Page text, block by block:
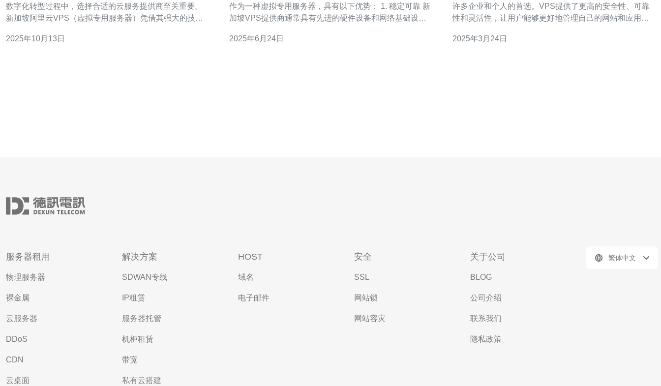
数字化转型过程中，选择合适的云服务提供商至关重要。
新加坡阿里云VPS（虚拟专用服务器）凭借其强大的技术
细分析新加坡阿里云VPS与其他主流云服务的对比，为您
2025年10月13日
作为一种虚拟专用服务器，具有以下优势： 1. 稳定可靠 新
加坡VPS提供商通常具有先进的硬件设备和网络基础设
延迟 由于新加坡地处亚洲中心，连接到亚太地区的访问速
2025年6月24日
许多企业和个人的首选。VPS提供了更高的安全性、可靠
性和灵活性，让用户能够更好地管理自己的网站和应用程
速稳定的网络连接，还能够搭建高效的节点，提供更好的
2025年3月24日
服务器租用
物理服务器
裸金属
云服务器
DDoS
CDN
云桌面
解决方案
SDWAN专线
IP租赁
服务器托管
机柜租赁
带宽
私有云搭建
HOST
域名
电子邮件
安全
SSL
网站锁
网站容灾
关于公司
BLOG
公司介绍
联系我们
隐私政策
繁体中文